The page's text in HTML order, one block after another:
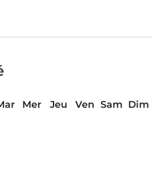
Mer Jeu Ven Sam Dim